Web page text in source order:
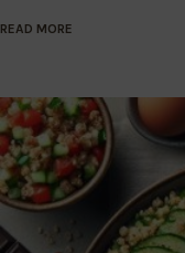
READ MORE